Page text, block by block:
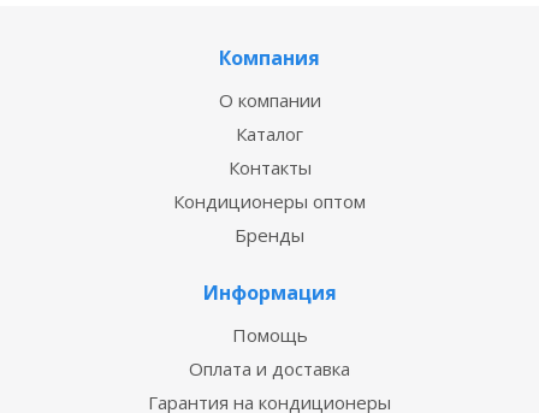
Компания
О компании
Каталог
Контакты
Кондиционеры оптом
Бренды
Информация
Помощь
Оплата и доставка
Гарантия на кондиционеры